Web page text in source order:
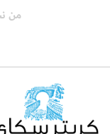
من